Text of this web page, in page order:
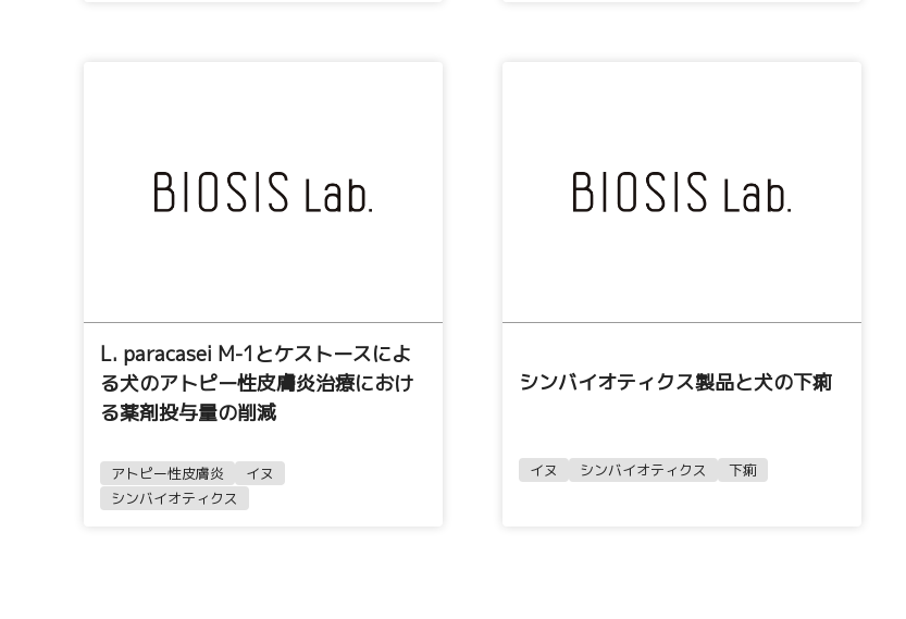
L. paracasei M-1とケストースによ
る犬のアトピー性皮膚炎治療におけ
る薬剤投与量の削減
アトピー性皮膚炎
イヌ
シンバイオティクス
シンバイオティクス製品と犬の下痢
イヌ シンバイオティクス 下痢